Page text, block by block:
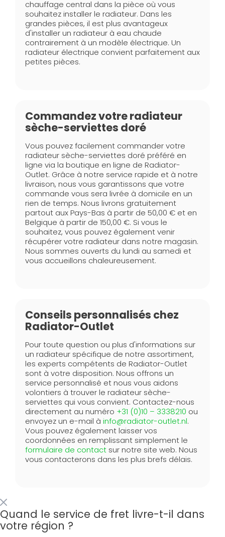
chauffage central dans la pièce où vous
souhaitez installer le radiateur. Dans les
grandes pièces, il est plus avantageux
d'installer un radiateur à eau chaude
contrairement à un modèle électrique. Un
radiateur électrique convient parfaitement aux
petites pièces.
Commandez votre radiateur
sèche-serviettes doré
Vous pouvez facilement commander votre
radiateur sèche-serviettes doré préféré en
ligne via la boutique en ligne de Radiator-
Outlet. Grâce à notre service rapide et à notre
livraison, nous vous garantissons que votre
commande vous sera livrée à domicile en un
rien de temps. Nous livrons gratuitement
partout aux Pays-Bas à partir de 50,00 € et en
Belgique à partir de 150,00 €. Si vous le
souhaitez, vous pouvez également venir
récupérer votre radiateur dans notre magasin.
Nous sommes ouverts du lundi au samedi et
vous accueillons chaleureusement.
Conseils personnalisés chez
Radiator-Outlet
Pour toute question ou plus d'informations sur
un radiateur spécifique de notre assortiment,
les experts compétents de Radiator-Outlet
sont à votre disposition. Nous offrons un
service personnalisé et nous vous aidons
volontiers à trouver le radiateur sèche-
serviettes qui vous convient. Contactez-nous
directement au numéro +31 (0)10 – 3338210 ou
envoyez un e-mail à info@radiator-outlet.nl.
Vous pouvez également laisser vos
coordonnées en remplissant simplement le
formulaire de contact sur notre site web. Nous
vous contacterons dans les plus brefs délais.
Quand le service de fret livre-t-il dans
votre région ?